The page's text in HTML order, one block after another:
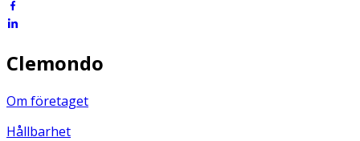
Clemondo
Om företaget
Hållbarhet